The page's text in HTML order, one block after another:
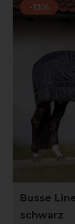
-13%
Busse
schwarz